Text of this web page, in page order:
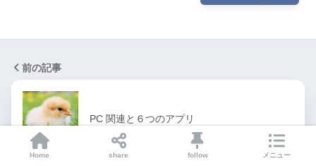
前の記事
PC 関連と６つのアプリ
Home share follow メニュー